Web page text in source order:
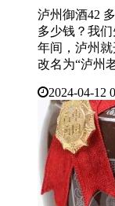
泸州御酒42
多少钱？我
年间，泸州
改名为“泸州
2024-04-12